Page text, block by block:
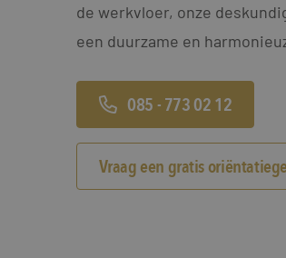
de werkvloer, onze
een duurzame en
085 - 773 02 12
Vraag een gratis